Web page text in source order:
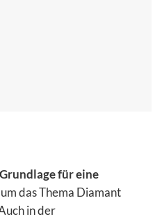
Grundlage für eine
das Thema Diamant
in der